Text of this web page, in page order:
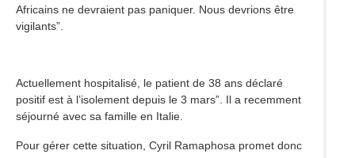
Africains ne devraient pas paniquer. Nous devrions être
vigilants”.
Actuellement hospitalisé, le patient de 38 ans déclaré
positif est à l’isolement depuis le 3 mars”. Il a recemment
séjourné avec sa famille en Italie.
Pour gérer cette situation, Cyril Ramaphosa promet donc